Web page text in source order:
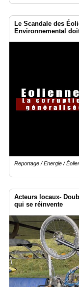
Le Scandale des
Environnemental
Reportage / Energie /
Acteurs locaux-
qui se réinvente